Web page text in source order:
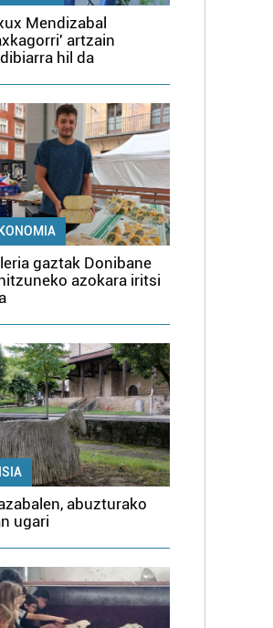
Mendizabal
artzain
hil da
gaztak Donibane
azokara iritsi
abuzturako
ugari